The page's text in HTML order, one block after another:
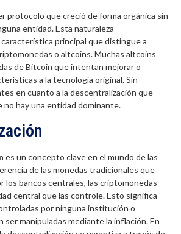
protocolo que creció de forma orgánica sin
entidad. Esta naturaleza
principal que distingue a
o altcoins. Muchas altcoins
de Bitcoin que intentan mejorar o
a la tecnología original. Sin
en cuanto a la descentralización que
hay una entidad dominante.
es un concepto clave en el mundo de las
de las monedas tradicionales que
los bancos centrales, las criptomonedas
central que las controle. Esto significa
por ninguna institución o
ser manipuladas mediante la inflación. En